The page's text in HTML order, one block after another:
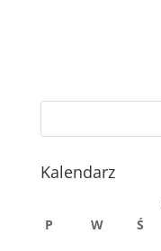
Kalendarz
P W Ś